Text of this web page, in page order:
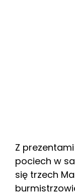
Z
pociech w
się trzech